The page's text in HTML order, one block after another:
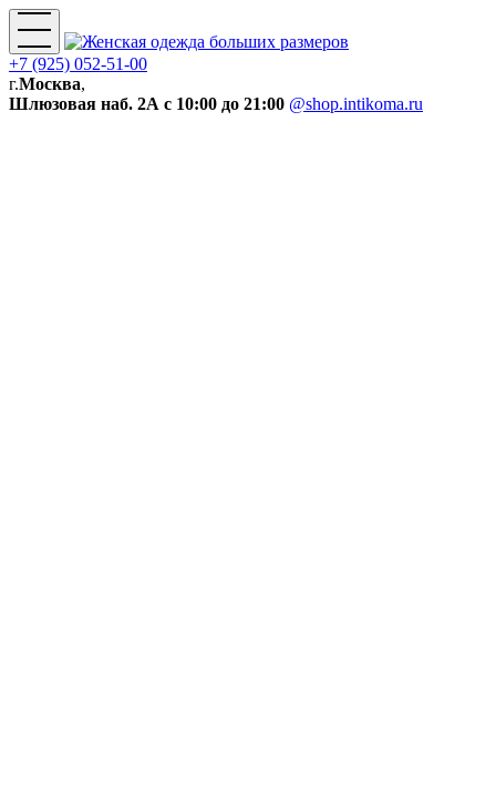
+7 (925) 052-51-00
г.Москва,
Шлюзовая наб. 2А с 10:00 до 21:00 @shop.intikoma.ru